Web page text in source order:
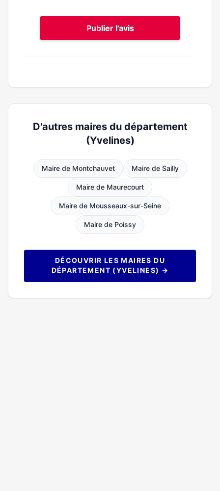
Publier l'avis
D'autres maires du département
(Yvelines)
Maire de Montchauvet Maire de Sailly
Maire de Maurecourt
Maire de Mousseaux-sur-Seine
Maire de Poissy
DÉCOUVRIR LES MAIRES DU
DÉPARTEMENT (YVELINES) →